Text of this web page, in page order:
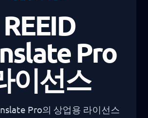
REEID
Pro
이선스
Pro의 상업용 라이선스